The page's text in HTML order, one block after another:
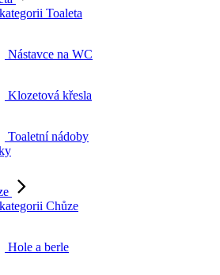
Toaleta
Nástavce na WC
Klozetová křesla
Toaletní nádoby
Chůze
Hole a berle